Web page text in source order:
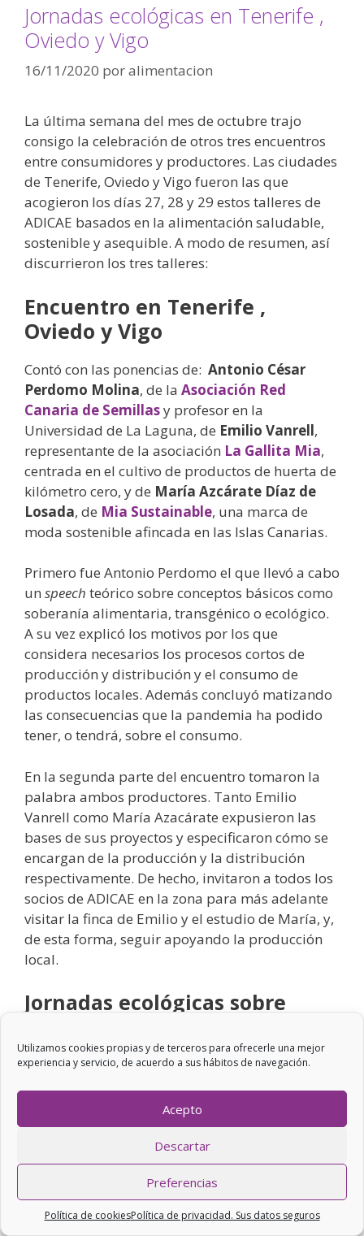
Utilizamos cookies propias y de terceros para ofrecerle una mejor
experiencia y servicio, de acuerdo a sus hábitos de navegación.
Acepto
Descartar
Preferencias
Política de cookiesPolítica de privacidad. Sus datos seguros
Jornadas ecológicas en Tenerife ,
Oviedo y Vigo
16/11/2020 poralimentacion
La última semana del mes de octubre trajo
consigo la celebración de otros tres encuentros
entre consumidores y productores. Las ciudades
de Tenerife, Oviedo y Vigo fueron las que
acogieron los días 27, 28 y 29 estos talleres de
ADICAE basados en la alimentación saludable,
sostenible y asequible. A modo de resumen, así
discurrieron los tres talleres:
Encuentro en Tenerife ,
Oviedo y Vigo
Contó con las ponencias de: Antonio César
Perdomo Molina, de la Asociación Red
Canaria de Semillasy profesor en la
Universidad de La Laguna, de Emilio Vanrell,
representante de la asociación La Gallita Mia,
centrada en el cultivo de productos de huerta de
kilómetro cero, y de María Azcárate Díaz de
Losada, de Mia Sustainable, una marca de
moda sostenible afincada en las Islas Canarias.
Primero fue Antonio Perdomo el que llevó a cabo
un speech teórico sobre conceptos básicos como
soberanía alimentaria, transgénico o ecológico.
A su vez explicó los motivos por los que
considera necesarios los procesos cortos de
producción y distribución y el consumo de
productos locales. Además concluyó matizando
las consecuencias que la pandemia ha podido
tener, o tendrá, sobre el consumo.
En la segunda parte del encuentro tomaron la
palabra ambos productores. Tanto Emilio
Vanrell como María Azacárate expusieron las
bases de sus proyectos y especificaron cómo se
encargan de la producción y la distribución
respectivamente. De hecho, invitaron a todos los
socios de ADICAE en la zona para más adelante
visitar la finca de Emilio y el estudio de María, y,
de esta forma, seguir apoyando la producción
local.
Jornadas ecológicas sobre
Oviedo
Los ponentes que participaron en la sesión
Kiricoop
pretende impulsar la producción de alimentos
Leandro, deFunginatur
empresa de cultivo de hongos y setas ecológicos
en el ámbito rural, yMaría Asunción Pérez
Lasa, del grupo de consumoCooperative